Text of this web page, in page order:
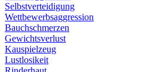
Selbstverteidigung
Wettbewerbsaggression
Bauchschmerzen
Gewichtsverlust
Kauspielzeug
Lustlosikeit